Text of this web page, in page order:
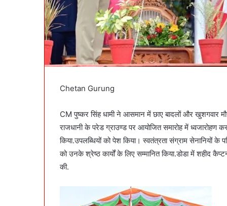
Chetan Gurung
CM पुष्कर सिंह धामी ने आसमान में छाए बादलों और खुशगवार
राजधानी के परेड ग्राउण्ड पर आयोजित समारोह में ध्वजारोहण
किया.उपलब्धियों को पेश किया। स्वतंत्रता संग्राम सेनानियों
को उनके श्रेष्ठ कार्यों के लिए सम्मानित किया.डोडा में शहीद
की.